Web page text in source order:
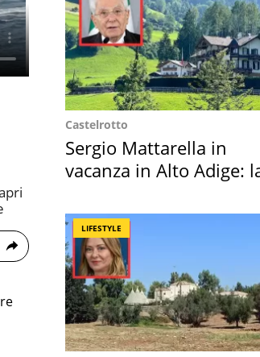
Castelrotto
Sergio Mattarella in
vacanza in Alto Adige:
LIFESTYLE